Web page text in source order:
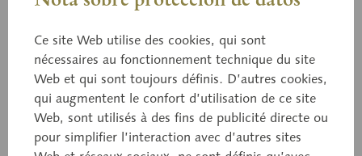
BoS 15/9
Ce site Web utilise des cookies, qui sont
nécessaires au fonctionnement technique du site
Web et qui sont toujours définis. D’autres cookies,
qui augmentent le confort d’utilisation de ce site
Web, sont utilisés à des fins de publicité directe ou
pour simplifier l’interaction avec d’autres sites